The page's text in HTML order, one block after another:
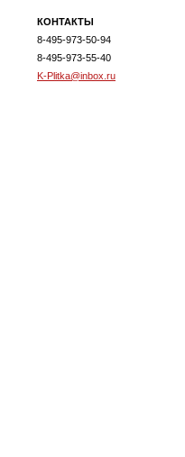
КОНТАКТЫ
8-495-973-50-94
8-495-973-55-40
K-Plitka@inbox.ru